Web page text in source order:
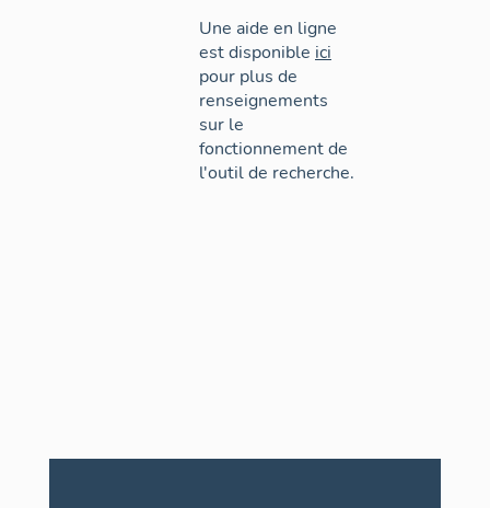
Une aide en ligne
est disponible ici
pour plus de
renseignements
sur le
fonctionnement de
l'outil de recherche.